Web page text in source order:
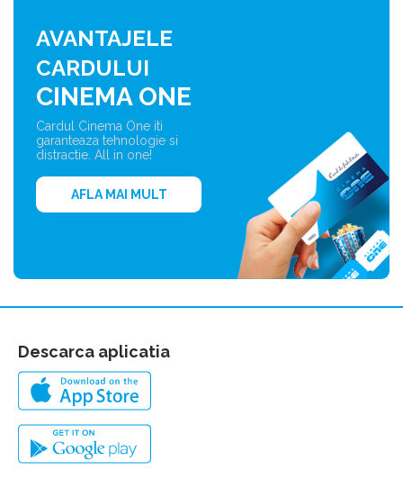
AVANTAJELE
CARDULUI
CINEMA ONE
Cardul Cinema One iti
garanteaza tehnologie si
distractie. All in one!
AFLA MAI MULT
Descarca aplicatia